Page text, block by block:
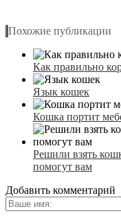
Похожие публикации
Как правильно
Язык кошек
Кошка портит
Решили взять
помогут вам
Добавить комментарий